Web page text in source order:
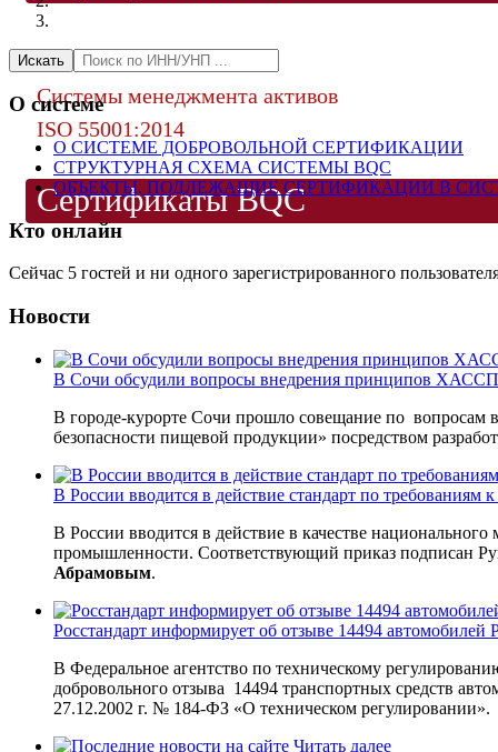
Системы менеджмента активов
ISO 55001:2014
Сертификаты BQC
Искать
О системе
О СИСТЕМЕ ДОБРОВОЛЬНОЙ СЕРТИФИКАЦИИ
СТРУКТУРНАЯ СХЕМА СИСТЕМЫ BQC
ОБЪЕКТЫ, ПОДЛЕЖАЩИЕ СЕРТИФИКАЦИИ В
Кто онлайн
Сейчас 5 гостей и ни одного зарегистрированного
Новости
В Сочи обсудили вопросы внедрения принципов
В городе-курорте Сочи прошло совещание по вопросам
безопасности пищевой продукции» посредством
В России вводится в действие стандарт по
В России вводится в действие в качестве
промышленности. Соответствующий приказ подписан
Абрамовым.
Росстандарт информирует об отзыве 14494 автомобилей
В Федеральное агентство по техническому
добровольного отзыва 14494 транспортных средств
27.12.2002 г. № 184-ФЗ «О техническом регулировании».
Читать далее